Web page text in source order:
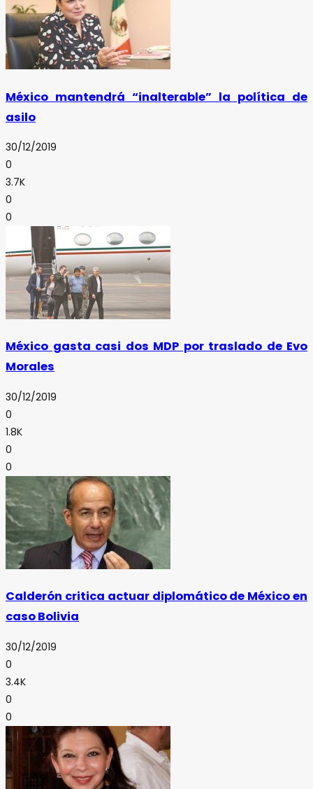
México mantendrá “inalterable” la política de
asilo
30/12/2019
0
3.7K
0
0
México gasta casi dos MDP por traslado de Evo
Morales
30/12/2019
0
1.8K
0
0
Calderón critica actuar diplomático de México en
caso Bolivia
30/12/2019
0
3.4K
0
0